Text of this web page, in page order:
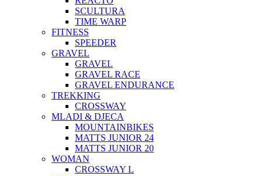
SCULTURA
TIME WARP
FITNESS
SPEEDER
GRAVEL
GRAVEL
GRAVEL RACE
GRAVEL ENDURANCE
TREKKING
CROSSWAY
MLADI & DJECA
MOUNTAINBIKES
MATTS JUNIOR 24
MATTS JUNIOR 20
WOMAN
CROSSWAY L